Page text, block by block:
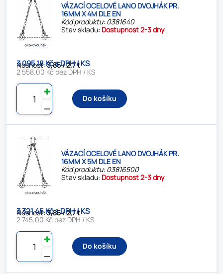
VÁZACÍ OCELOVÉ LANO DVOJHÁK PR.
16MM X 4M DLE EN
Kód produktu: 0381640
Stav skladu: Dostupnost 2-3 dny
Nosnost:3,85 / 2,7 t
3 095.18 Kč s DPH / KS
2 558.00 Kč bez DPH / KS
⚊
✚
Do košíku
VÁZACÍ OCELOVÉ LANO DVOJHÁK PR.
16MM X 5M DLE EN
Kód produktu: 03816500
Stav skladu: Dostupnost 2-3 dny
Nosnost:3,85 / 2,7 t
3 321.45 Kč s DPH / KS
2 745.00 Kč bez DPH / KS
⚊
✚
Do košíku